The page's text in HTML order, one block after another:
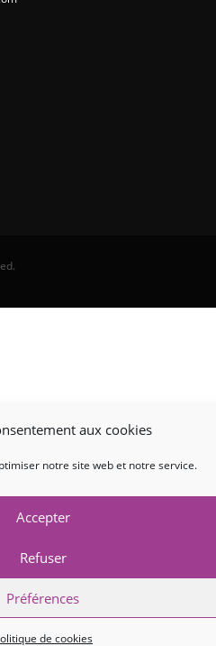
aux cookies
notre site web et notre service.
Accepter
Refuser
Préférences
de cookies